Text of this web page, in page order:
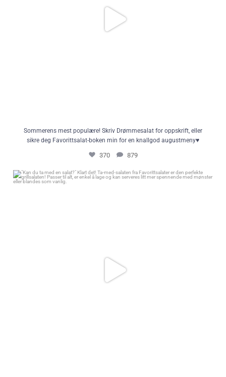
Sommerens mest populære! Skriv Drømmesalat for oppskrift, eller
sikre deg Favorittsalat-boken min for en knallgod augustmeny♥️
370 879
"Kan du ta med en salat?" Klart det! Ta-med-salaten fra Favorittsalater er
den perfekte grillsalaten! Passer til alt, er enkel å lage og kan serveres litt
mer spennende med mønster eller blandes som vanlig.